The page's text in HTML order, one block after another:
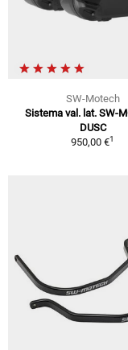
SW-Motech
Sistema val. lat. SW-
DUSC
950,00 €1